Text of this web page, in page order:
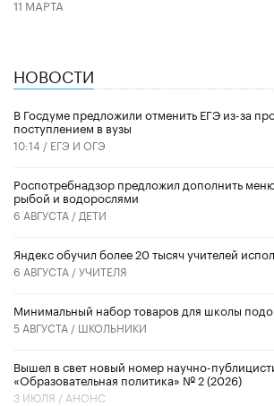
11 МАРТА
НОВОСТИ
В Госдуме предложили отменить ЕГЭ из-за
поступлением в вузы
10:14 / ЕГЭ И ОГЭ
Роспотребнадзор предложил дополнить
рыбой и водорослями
6 АВГУСТА / ДЕТИ
​Яндекс обучил более 20 тысяч учителей
6 АВГУСТА /УЧИТЕЛЯ
Минимальный набор товаров для школы
5 АВГУСТА / ШКОЛЬНИКИ
Вышел в свет новый номер научно-
«Образовательная политика» № 2 (2026)
3 ИЮЛЯ / АНОНС